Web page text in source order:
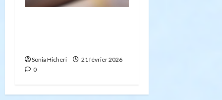
Sonia Hicheri
21 février 2026
0